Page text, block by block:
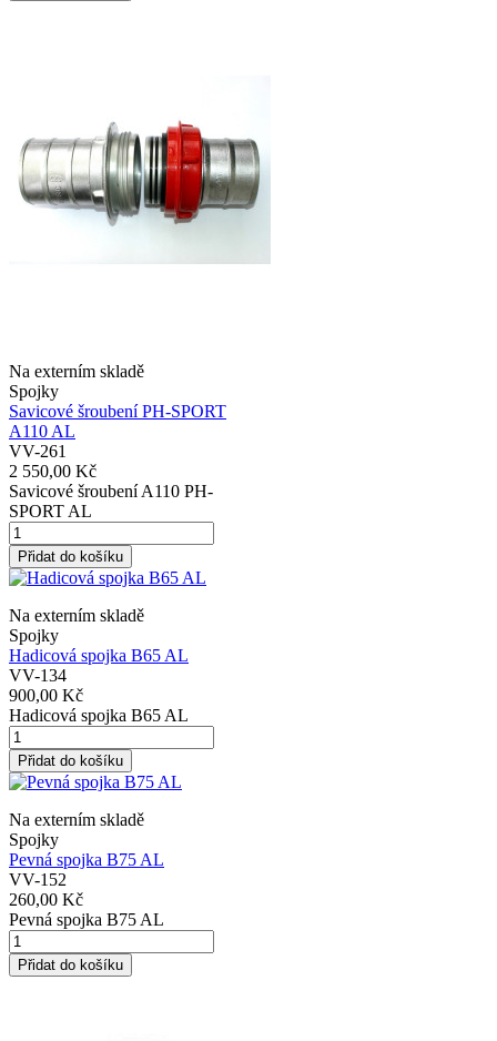
Na externím skladě
Spojky
Savicové šroubení PH-SPORT
A110 AL
VV-261
2 550,00 Kč
Savicové šroubení A110 PH-
SPORT AL
Přidat do košíku
Na externím skladě
Spojky
Hadicová spojka B65 AL
VV-134
900,00 Kč
Hadicová spojka B65 AL
Přidat do košíku
Na externím skladě
Spojky
Pevná spojka B75 AL
VV-152
260,00 Kč
Pevná spojka B75 AL
Přidat do košíku